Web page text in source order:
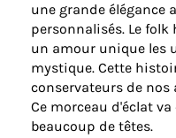
une grande élégance
personnalisés. Le
un amour unique les
mystique. Cette
conservateurs de
Ce morceau d'éclat
beaucoup de têtes.